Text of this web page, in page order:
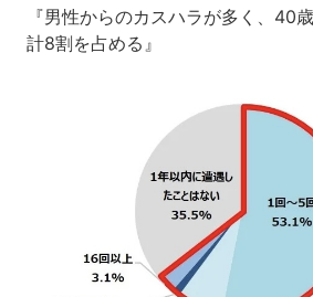
『男性からのカスハラが多く、40
計8割を占める』